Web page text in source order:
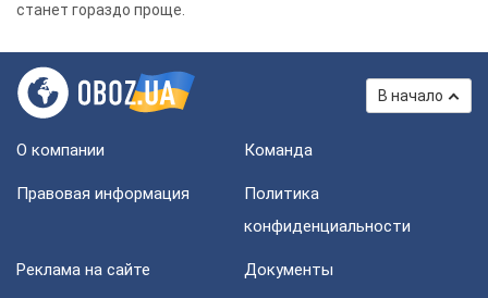
станет гораздо проще.
В начало
О компании Команда
Правовая информация
Политика
конфиденциальности
Реклама на сайте Документы